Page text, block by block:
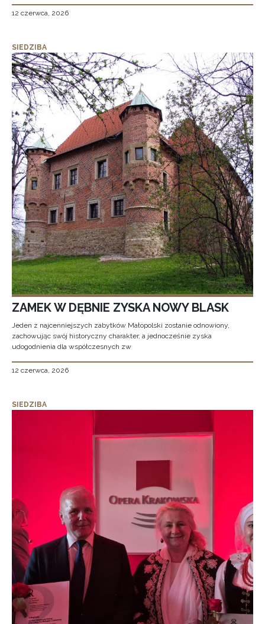
12 czerwca, 2026
SIEDZIBA
ZAMEK W DĘBNIE ZYSKA NOWY BLASK
Jeden z najcenniejszych zabytków Małopolski zostanie odnowiony,
zachowując swój historyczny charakter, a jednocześnie zyska
udogodnienia dla współczesnych zw
12 czerwca, 2026
SIEDZIBA